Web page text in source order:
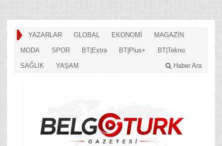
YAZARLAR GLOBAL EKONOMİ MAGAZİN
MODA SPOR BT|Extra BT|Plus+ BT|Tekno
SAĞLIK YAŞAM Haber Ara